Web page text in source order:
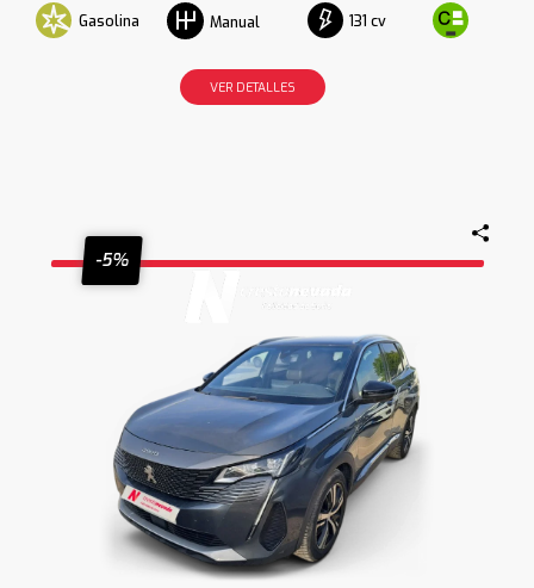
Gasolina Manual 131 cv
VER DETALLES
-5%